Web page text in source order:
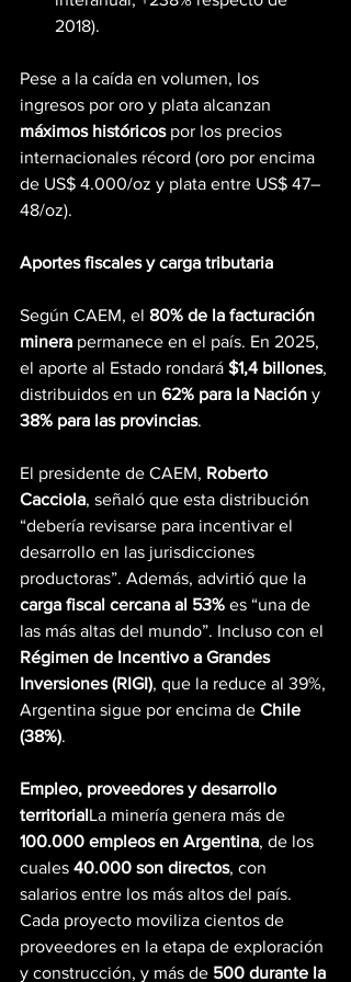
2018).
Pese a la caída en volumen, los
ingresos por oro y plata alcanzan
máximos históricos por los precios
internacionales récord (oro por encima
de US$ 4.000/oz y plata entre US$ 47–
48/oz).
Aportes fiscales y carga tributaria
Según CAEM, el 80% de la facturación
minera permanece en el país. En 2025,
el aporte al Estado rondará $1,4 billones,
distribuidos en un 62% para la Nación y
38% para las provincias.
El presidente de CAEM, Roberto
Cacciola, señaló que esta distribución
“debería revisarse para incentivar el
desarrollo en las jurisdicciones
productoras”. Además, advirtió que la
carga fiscal cercana al 53% es “una de
las más altas del mundo”. Incluso con el
Régimen de Incentivo a Grandes
Inversiones (RIGI), que la reduce al 39%,
Argentina sigue por encima de Chile
(38%).
Empleo, proveedores y desarrollo
territorialLa minería genera más de
100.000 empleos en Argentina, de los
cuales 40.000 son directos, con
salarios entre los más altos del país.
Cada proyecto moviliza cientos de
proveedores en la etapa de exploración
y construcción, y más de 500 durante la